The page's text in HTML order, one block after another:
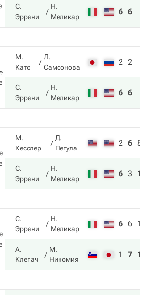
С.
Эррани
Н.
Меликар
6 6
М.
Като
Л.
Самсонова
2 2
С.
Эррани
Н.
Меликар
6 6
М.
Кесслер
Д.
Пегула
2 6 8
С.
Эррани
Н.
Меликар
6 3 10
С.
Эррани
Н.
Меликар
6 6 10
А.
Клепач
М.
Ниномия
1 7 12